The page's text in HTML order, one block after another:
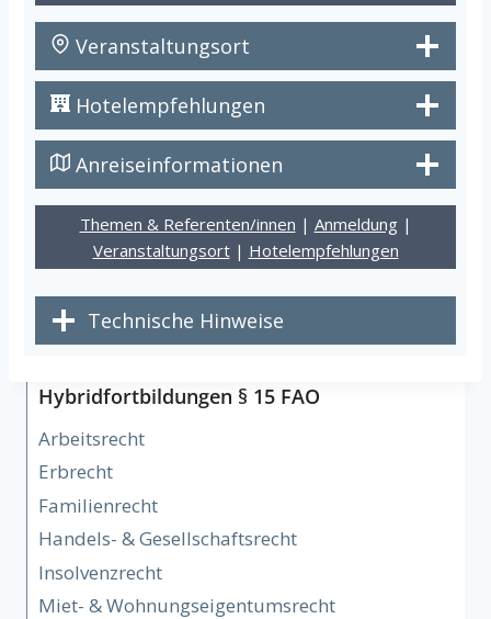
Veranstaltungsort
Hotelempfehlungen
Anreiseinformationen
Themen & Referenten/innen | Anmeldung|
Veranstaltungsort| Hotelempfehlungen
Technische Hinweise
Hybridfortbildungen § 15 FAO
Arbeitsrecht
Erbrecht
Familienrecht
Handels- & Gesellschaftsrecht
Insolvenzrecht
Miet- & Wohnungseigentumsrecht